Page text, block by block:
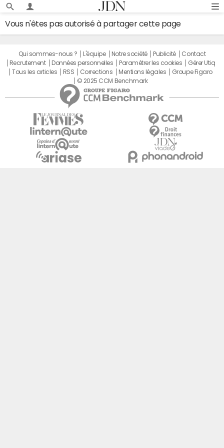
Vous n'êtes pas autorisé à partager cette page
Qui sommes-nous ? L'équipe Notre société Publicité
Contact
Recrutement
Données personnelles Paramétrer les cookies
Gérer Utiq
Tous les articles
RSS Corrections Mentions légales
Groupe Figaro
© 2025 CCM Benchmark